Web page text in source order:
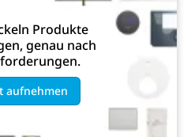
Produkte
genau nach
aufnehmen